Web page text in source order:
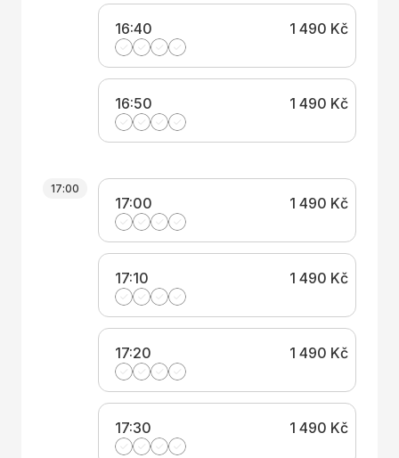
16:40 1 490 Kč
16:50 1 490 Kč
17:00
17:00 1 490 Kč
17:10 1 490 Kč
17:20 1 490 Kč
17:30 1 490 Kč